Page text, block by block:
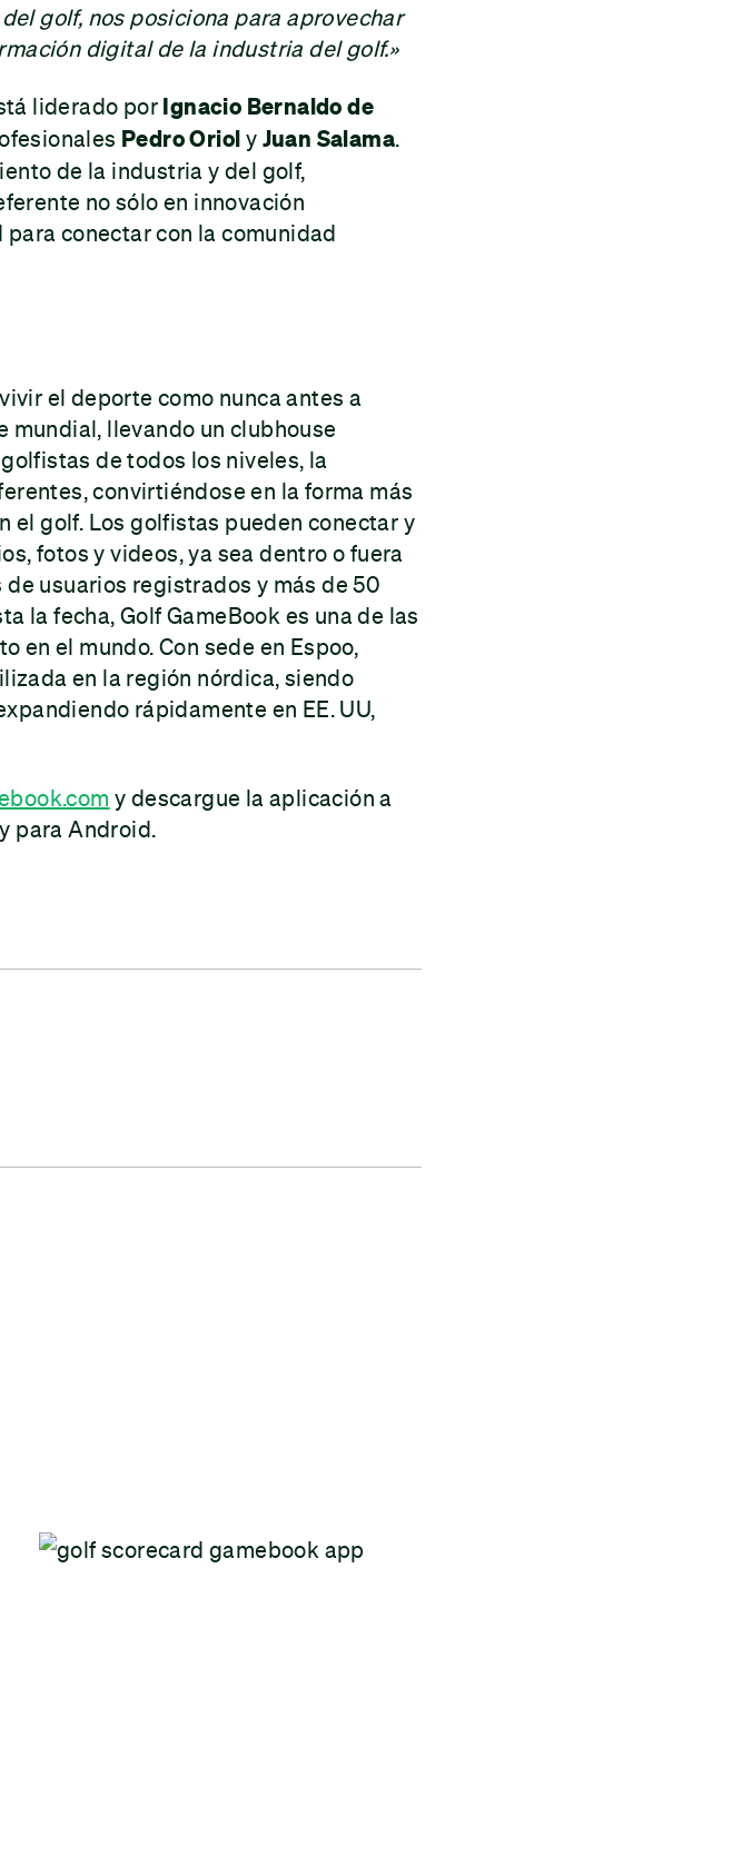
golf, nos posiciona para aprovechar
digital de la industria del golf.»
liderado por Ignacio Bernaldo de
Pedro Oriol y Juan Salama
de la industria y del golf,
no sólo en innovación
conectar con la comunidad
el deporte como nunca antes a
mundial, llevando un clubhouse
de todos los niveles, la
convirtiéndose en la forma más
el golf. Los golfistas pueden conectar y
fotos y videos, ya sea dentro o fuera
de usuarios registrados y más de 50
la fecha, Golf GameBook es una de las
en el mundo. Con sede en Espoo,
en la región nórdica, siendo
rápidamente en EE. UU,
y descargue la aplicación a
para Android.